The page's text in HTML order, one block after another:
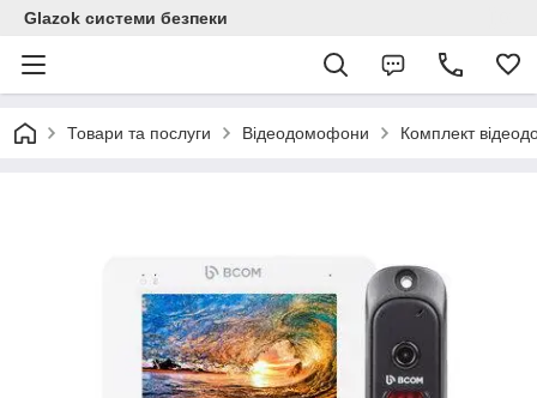
Glazok системи безпеки
Товари та послуги Відеодомофони Комплект